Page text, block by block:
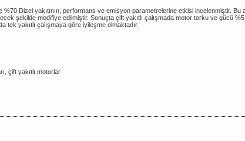
%70 Dizel yakıtının, performans ve emisyon parametrelerine etkisi incelenmiştir.
şekilde modifiye edilmiştir. Sonuçta çift yakıtlı çalışmada motor torku ve gücü
tek yakıtlı çalışmaya göre iyileşme olmaktadır.
çift yakıtlı motorlar